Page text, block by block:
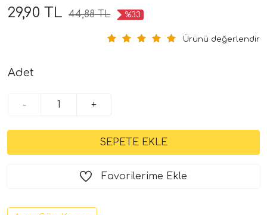
29,90 TL 44,88 TL %33
Ürünü değerlendir
Adet
- +
Favorilerime Ekle